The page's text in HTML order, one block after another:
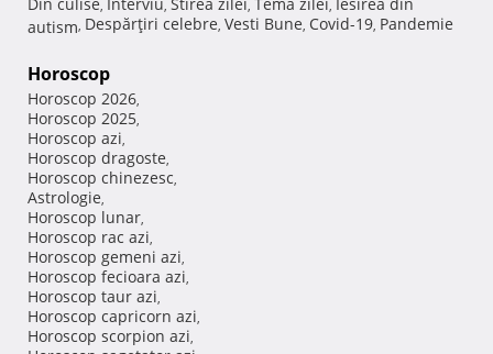
, , , ,
autism, Despărţiri celebre, Vesti Bune, Covid-19, Pandemie
Horoscop
Horoscop 2026,
Horoscop 2025,
Horoscop azi,
Horoscop dragoste,
Horoscop chinezesc,
Astrologie,
Horoscop lunar,
Horoscop rac azi,
Horoscop gemeni azi,
Horoscop fecioara azi,
Horoscop taur azi,
Horoscop capricorn azi,
Horoscop scorpion azi,